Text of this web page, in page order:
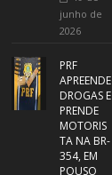
junho de
2026
PRF
APREENDE
DROGAS E
PRENDE
MOTORIS
TA NA BR-
354, EM
POUSO